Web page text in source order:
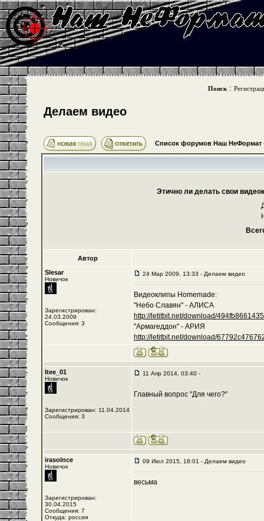
Поиск :
Делаем видео
Список форумов Наш НеФормат
Этично ли делать свои
Автор
Slesar
Новичок
Зарегистрирован:
24.03.2009
Сообщения: 3
24 Мар 2009, 13:33 - Делаем видео
Видеоклипы Homemade:
"Небо Славян" - АЛИСА
http://letitbit.net/download/
"Армагеддон" - АРИЯ
http://letitbit.net/download/
Itee_01
Новичок
Зарегистрирован: 11.04.2014
Сообщения: 3
11 Апр 2014, 03:40 -
Главный вопрос "Для чего?"
irasolnce
Новичок
Зарегистрирован:
30.04.2015
Сообщения: 7
Откуда: россия
09 Июл 2015, 18:01 - Делаем видео
весьма